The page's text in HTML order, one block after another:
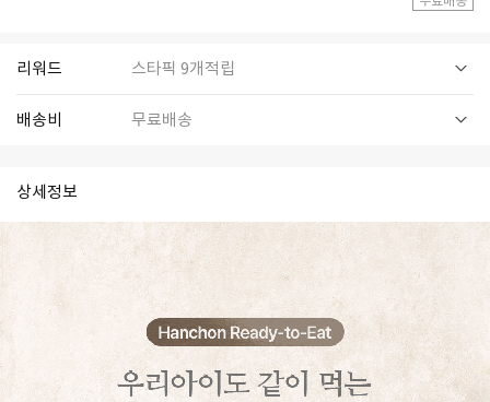
리워드 스타픽 9개적립
배송비 무료배송
상세정보